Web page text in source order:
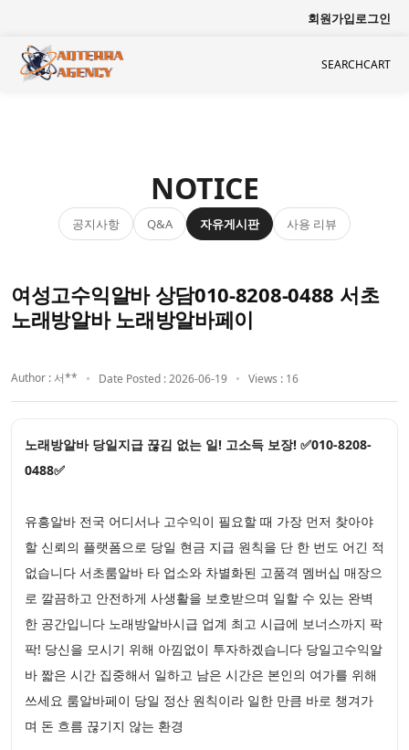
회원가입로그인
SEARCHCART
NOTICE
공지사항 Q&A 자유게시판 사용 리뷰
여성고수익알바 상담010-8208-0488 서초
노래방알바 노래방알바페이
Author : 서** Date Posted : 2026-06-19 Views : 16
노래방알바 당일지급 끊김 없는 일! 고소득 보장! ✅010-8208-
0488✅
유흥알바 전국 어디서나 고수익이 필요할 때 가장 먼저 찾아야
할 신뢰의 플랫폼으로 당일 현금 지급 원칙을 단 한 번도 어긴 적
없습니다 서초룸알바 타 업소와 차별화된 고품격 멤버십 매장으
로 깔끔하고 안전하게 사생활을 보호받으며 일할 수 있는 완벽
한 공간입니다 노래방알바시급 업계 최고 시급에 보너스까지 팍
팍! 당신을 모시기 위해 아낌없이 투자하겠습니다 당일고수익알
바 짧은 시간 집중해서 일하고 남은 시간은 본인의 여가를 위해
쓰세요 룸알바페이 당일 정산 원칙이라 일한 만큼 바로 챙겨가
며 돈 흐름 끊기지 않는 환경